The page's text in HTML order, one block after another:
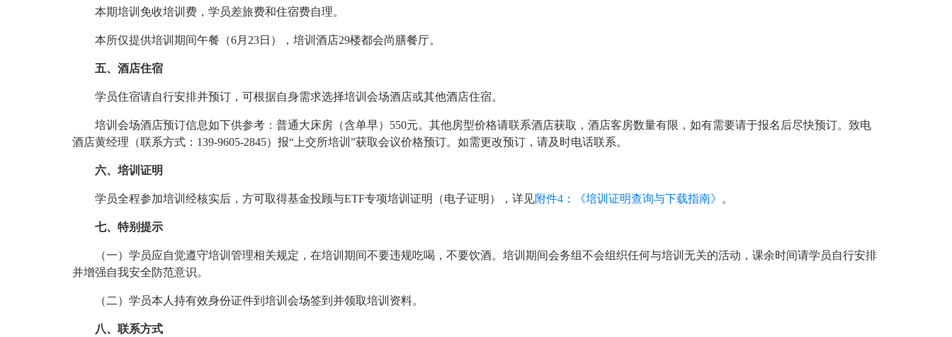
本期培训免收培训费，学员差旅费和住宿费自理。
本所仅提供培训期间午餐（6月23日），培训酒店29楼都会尚膳餐厅。
五、酒店住宿
学员住宿请自行安排并预订，可根据自身需求选择培训会场酒店或其他酒店住宿。
培训会场酒店预订信息如下供参考：普通大床房（含单早）550元。其他房型价格请联系酒店获取，酒店客房数量有限，如有需要请于报名后尽快预订。致电
酒店黄经理（联系方式：139-9605-2845）报“上交所培训”获取会议价格预订。如需更改预订，请及时电话联系。
六、培训证明
学员全程参加培训经核实后，方可取得基金投顾与ETF专项培训证明（电子证明），详见附件4：《培训证明查询与下载指南》 。
七、特别提示
（一）学员应自觉遵守培训管理相关规定，在培训期间不要违规吃喝，不要饮酒。培训期间会务组不会组织任何与培训无关的活动，课余时间请学员自行安排
并增强自我安全防范意识。
（二）学员本人持有效身份证件到培训会场签到并领取培训资料。
八、联系方式